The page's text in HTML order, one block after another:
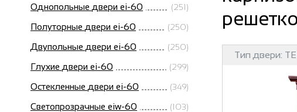
Однопольные двери ei-60 (251)
Полуторные двери ei-60 (250)
Двупольные двери ei-60 (250)
Глухие двери ei-60 (299)
Остекленные двери ei-60 (349)
Светопрозрачные eiw-60 (103)
Тип двери: